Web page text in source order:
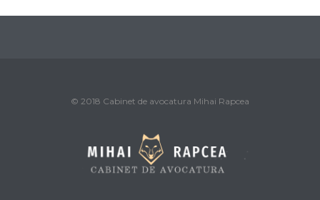
© 2018 Cabinet de avocatura Mihai Rapcea